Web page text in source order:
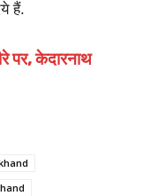
हैं.
पर, केदारनाथ